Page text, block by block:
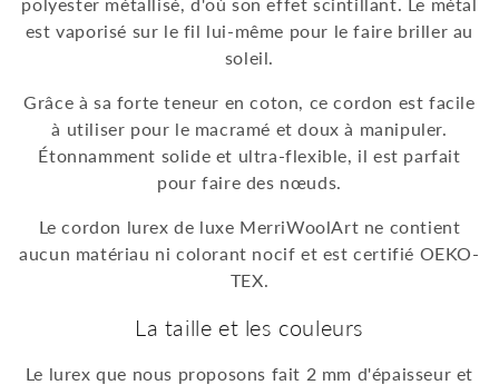
polyester métallisé, d'où son effet scintillant. Le métal
est vaporisé sur le fil lui-même pour le faire briller au
soleil.
Grâce à sa forte teneur en coton, ce cordon est facile
à utiliser pour le macramé et doux à manipuler.
Étonnamment solide et ultra-flexible, il est parfait
pour faire des nœuds.
Le cordon lurex de luxe MerriWoolArt ne contient
aucun matériau ni colorant nocif et est certifié OEKO-
TEX.
La taille et les couleurs
Le lurex que nous proposons fait 2 mm d'épaisseur et